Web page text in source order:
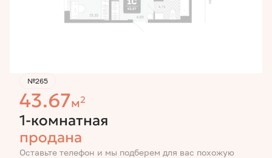
№265
43.67м2
1-комнатная
продана
Оставьте телефон и мы подберем для вас похожую